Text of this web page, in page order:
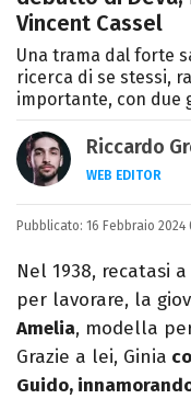
Vincent Cassel
Una trama dal forte
ricerca di se stessi,
importante, con due
Riccardo
WEB EDITOR
LINKEDIN
Si avvicina
come
Nuovi
stampa.
Pubblicato: 16 Febbraio 2024
Nel 1938, recatasi
per lavorare, la
Amelia, modella
Grazie a lei, Ginia
Guido,